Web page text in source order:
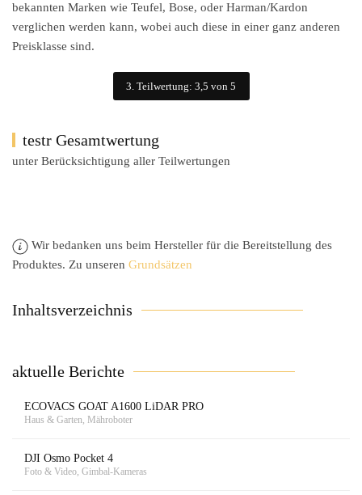
bekannten Marken wie Teufel, Bose, oder Harman/Kardon
verglichen werden kann, wobei auch diese in einer ganz anderen
Preisklasse sind.
3. Teilwertung: 3,5 von 5
testr Gesamtwertung
unter Berücksichtigung aller Teilwertungen
Wir bedanken uns beim Hersteller für die Bereitstellung des
Produktes. Zu unseren Grundsätzen
Inhaltsverzeichnis
aktuelle Berichte
ECOVACS GOAT A1600 LiDAR PRO
Haus & Garten, Mähroboter
DJI Osmo Pocket 4
Foto & Video, Gimbal-Kameras